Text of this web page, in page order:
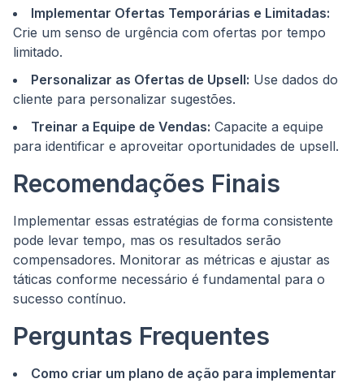
Implementar Ofertas Temporárias e Limitadas:
Crie um senso de urgência com ofertas por tempo
limitado.
Personalizar as Ofertas de Upsell: Use dados do
cliente para personalizar sugestões.
Treinar a Equipe de Vendas: Capacite a equipe
para identificar e aproveitar oportunidades de upsell.
Recomendações Finais
Implementar essas estratégias de forma consistente
pode levar tempo, mas os resultados serão
compensadores. Monitorar as métricas e ajustar as
táticas conforme necessário é fundamental para o
sucesso contínuo.
Perguntas Frequentes
Como criar um plano de ação para implementar